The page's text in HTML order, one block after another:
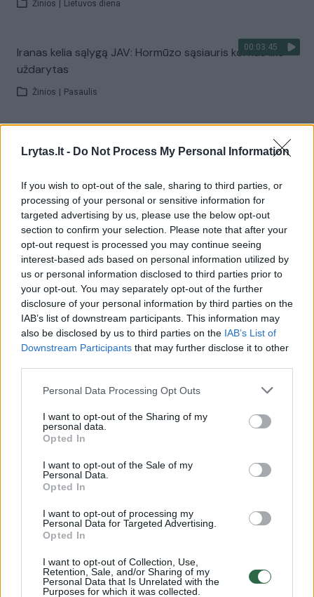
Lrytas.lt - Do Not Process My Personal Information
If you wish to opt-out of the sale, sharing to third parties, or
processing of your personal or sensitive information for
targeted advertising by us, please use the below opt-out
section to confirm your selection. Please note that after your
opt-out request is processed you may continue seeing
interest-based ads based on personal information utilized by
us or personal information disclosed to third parties prior to
your opt-out. You may separately opt-out of the further
disclosure of your personal information by third parties on the
IAB’s list of downstream participants. This information may
also be disclosed by us to third parties on the IAB’s List of
Downstream Participants that may further disclose it to other
Personal Data Processing Opt Outs
I want to opt-out of the Sharing of my
personal data.
Opted In
I want to opt-out of the Sale of my
Personal Data.
Opted In
I want to opt-out of processing my
Personal Data for Targeted Advertising.
Opted In
I want to opt-out of Collection, Use,
Retention, Sale, and/or Sharing of my
Personal Data that Is Unrelated with the
Purposes for which it was collected.
Žinios Lietuvos diena
00:03:45
Iranas kelia sąlygą JAV: Hormūzo sąsiauris kol kas liks
uždarytas
Žinios Pasaulis
Rupkalviuose su dalgiais stojo į kovą: paskelbti Metų
šienpjoviai
Lietuvos diena
Visi įrašai
Žiūrimiausi įrašai
00:00:30
Vaizdai iš tragiškos avarijos Vilniaus r.: dviejų moterų ir
00:00:57
Savaitės vidurys nusimato karštas: temperatūra kils iki
Žinios | Orai
00:15:54
V. Zalužno pasisakymą laiko bandymu įsitvirtinti
Ukrainos politikoje: jis yra neteisus
Laidos | Nauja diena